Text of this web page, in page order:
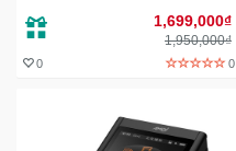
1,699,000₫
1,950,000₫
0 0